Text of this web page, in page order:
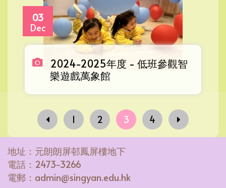
03
Dec
2024-2025年度 - 低班參觀智
樂遊戲萬象館
1 2 3 4
地址：元朗朗屏邨鳳屏樓地下
電話：2473-3266
電郵：admin@singyan.edu.hk